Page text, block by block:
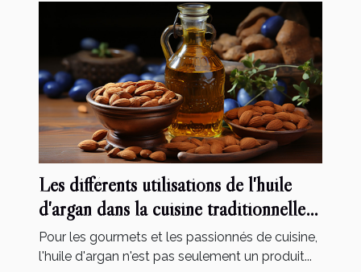
Les différents utilisations de l'huile
d'argan dans la cuisine traditionnelle
marocaine
Pour les gourmets et les passionnés de cuisine,
l'huile d'argan n'est pas seulement un produit...